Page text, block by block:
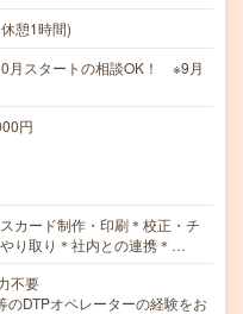
憩1時間)
スタートの相談OK！ ※9月
円
カード制作・印刷＊校正・チ
り取り＊社内との連携＊…
不要
のDTPオペレーターの経験をお